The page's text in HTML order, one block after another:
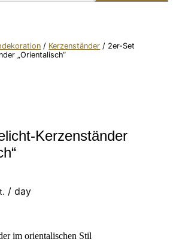
/ Kerzenständer / 2er-Set
„Orientalisch“
Kerzenständer
/ day
im orientalischen Stil